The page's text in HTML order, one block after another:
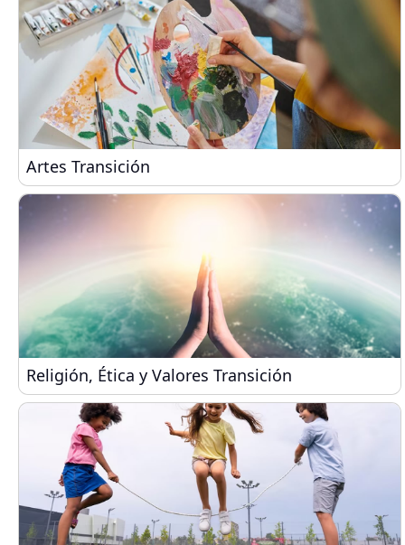
Artes Transición
Artes Transición
Religión, Ética y Valores Transición
Religión, Ética y Valores Transición